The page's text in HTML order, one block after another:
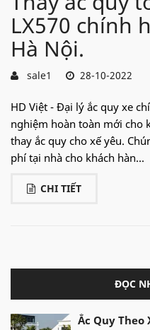
LX570 chính
Hà Nội.
sale1 28-10-2022
HD Việt - Đại lý ắc quy xe
nghiệm hoàn toàn mới cho
thay ắc quy cho xế yêu.
phí tại nhà cho khách hàn...
CHI TIẾT
ĐỌC
Ắc Quy Theo